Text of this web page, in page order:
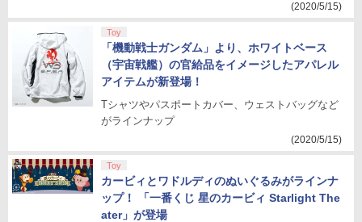
(2020/5/15)
Toy
「機動戦士ガンダム」より、ホワイトベース
（宇宙戦艦）の官給品をイメージしたアパレル
アイテムが新登場！
Tシャツやパスポートカバー、ウェストバッグなど
がラインナップ
(2020/5/15)
Toy
カービィとワドルディのぬいぐるみがラインナ
ップ！ 「一番くじ 星のカービィ Starlight The
ater」が登場